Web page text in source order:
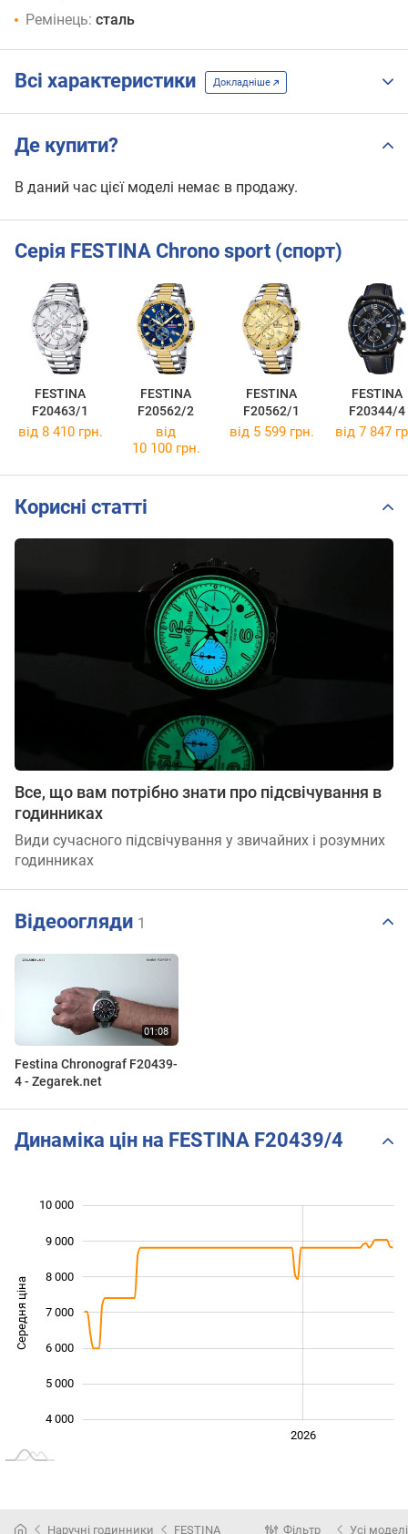
Ремінець: сталь
Всі характеристики Докладніше
Де купити?
В даний час цієї моделі немає в продажу.
Серія FESTINA Chrono sport (спорт)
FESTINA
F20463/1
FESTINA
F20562/2
FESTINA
F20562/1
FESTINA
F20344/4
від 8 410 грн.
від
10 100 грн.
від 5 599 грн. від 7 847
Корисні статті
Все, що вам потрібно знати про підсвічування в
годинниках
Види сучасного підсвічування у звичайних і розумних
годинниках
Відеоогляди 1
Festina Chronograf F20439-
4 - Zegarek.net
Динаміка цін на FESTINA F20439/4
Середня ціна 10 000
4 000
5 000
6 000
7 000
8 000
9 000
10 000
2026
Наручні годинники FESTINA Фільтр Усі моделі